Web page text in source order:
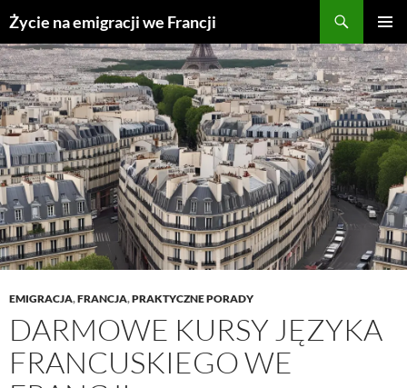
Przejdź
do
treści
Życie na emigracji we Francji
MENU
EMIGRACJA,FRANCJA,PRAKTYCZNE PORADY
DARMOWE KURSY JĘZYKA
FRANCUSKIEGO WE